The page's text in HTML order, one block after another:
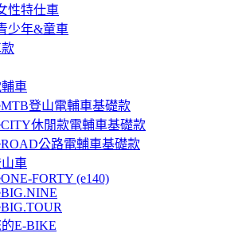
性特仕車
少年&童車
車
登山電輔車基礎款
休閒款電輔車基礎款
公路電輔車基礎款
車
FORTY (e140)
E-BIKE